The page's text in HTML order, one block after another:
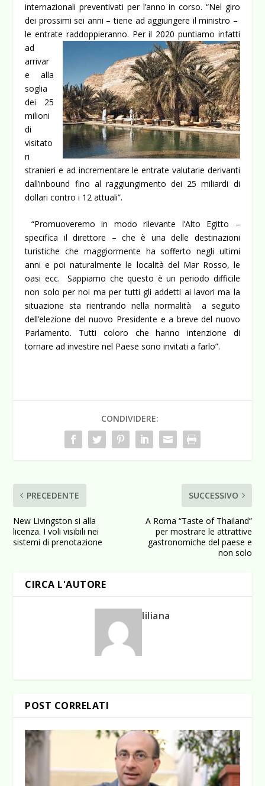
internazionali preventivati per l’anno in corso. “Nel giro
dei prossimi sei anni – tiene ad aggiungere il ministro –
le entrate raddoppieranno. Per il 2020 puntiamo infatti
ad
arrivar
e alla
soglia
dei 25
milioni
di
visitato
ri
stranieri e ad incrementare le entrate valutarie derivanti
dall’inbound fino al raggiungimento dei 25 miliardi di
dollari contro i 12 attuali”.
“Promuoveremo in modo rilevante l’Alto Egitto –
specifica il direttore – che è una delle destinazioni
turistiche che maggiormente ha sofferto negli ultimi
anni e poi naturalmente le località del Mar Rosso, le
oasi ecc. Sappiamo che questo è un periodo difficile
non solo per noi ma per tutti gli addetti ai lavori ma la
situazione sta rientrando nella normalità a seguito
dell’elezione del nuovo Presidente e a breve del nuovo
Parlamento. Tutti coloro che hanno intenzione di
tornare ad investire nel Paese sono invitati a farlo”.
CONDIVIDERE:
PRECEDENTE
New Livingston si alla
licenza. I voli visibili nei
sistemi di prenotazione
SUCCESSIVO
A Roma “Taste of Thailand”
per mostrare le attrattive
gastronomiche del paese e
non solo
CIRCA L'AUTORE
liliana
POST CORRELATI